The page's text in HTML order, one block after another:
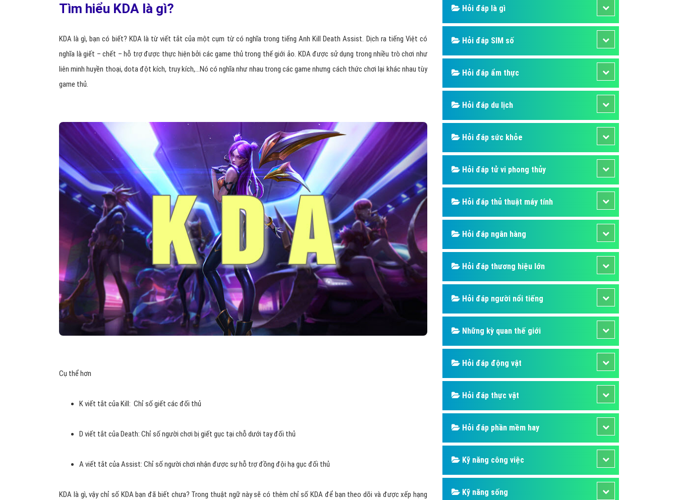
Hỏi đáp quảng cáo TVC
Hỏi đáp quảng cáo mobile
Hỏi đáp quảng cáo Online
Hỏi đáp quảng cáo Skype
Hỏi đáp Domain & Hosting
Dịch vụ quảng cáo Youtube
Dịch vụ quảng cáo Tiktok
Dịch vụ quảng cáo Zalo
Hỏi đáp quảng cáo Youtube
Quảng cáo Cốc Cốc hiệu quả
Nghĩa là gì
Phần mềm ứng dụng hay
Tìm hiểu KDA là gì?
KDA là gì, bạn có biết? KDA là từ viết tắt của một cụm từ có nghĩa trong tiếng Anh Kill Death Assist. Dịch ra tiếng Việt có
nghĩa là giết – chết – hỗ trợ được thực hiện bởi các game thủ trong thế giới ảo. KDA được sử dụng trong nhiều trò chơi như
liên minh huyền thoại, dota đột kích, truy kích,…Nó có nghĩa như nhau trong các game nhưng cách thức chơi lại khác nhau tùy
game thủ.
Cụ thể hơn
K viết tắt của Kill: Chỉ số giết các đối thủ
D viết tắt của Death: Chỉ số người chơi bị giết gục tại chỗ dưới tay đối thủ
A viết tắt của Assist: Chỉ số người chơi nhận được sự hỗ trợ đồng đội hạ gục đối thủ
KDA là gì, vậy chỉ số KDA bạn đã biết chưa? Trong thuật ngữ này sẽ có thêm chỉ số KDA để bạn theo dõi và được xếp hạng
Hỏi đáp là gì
Hỏi đáp SIM số
Hỏi đáp ẩm thực
Hỏi đáp du lịch
Hỏi đáp sức khỏe
Hỏi đáp tử vi phong thủy
Hỏi đáp thủ thuật máy tính
Hỏi đáp ngân hàng
Hỏi đáp thương hiệu lớn
Hỏi đáp người nổi tiếng
Những kỳ quan thế giới
Hỏi đáp động vật
Hỏi đáp thực vật
Hỏi đáp phần mềm hay
Kỹ năng công việc
Kỹ năng sống